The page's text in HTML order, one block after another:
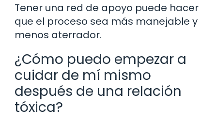
Tener una red de apoyo puede hacer
que el proceso sea más manejable y
menos aterrador.
¿Cómo puedo empezar a
cuidar de mí mismo
después de una relación
tóxica?